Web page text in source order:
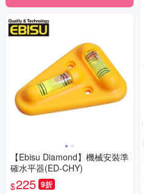
【Ebisu Diamond】機械安裝準
確水平器(ED-CHY)
$225 9折